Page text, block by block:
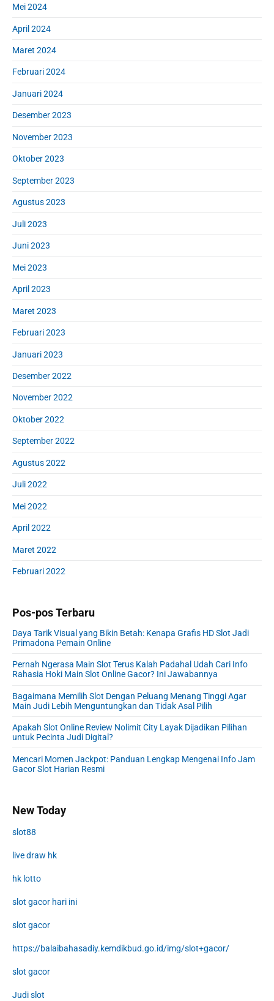
Mei 2024
April 2024
Maret 2024
Februari 2024
Januari 2024
Desember 2023
November 2023
Oktober 2023
September 2023
Agustus 2023
Juli 2023
Juni 2023
Mei 2023
April 2023
Maret 2023
Februari 2023
Januari 2023
Desember 2022
November 2022
Oktober 2022
September 2022
Agustus 2022
Juli 2022
Mei 2022
April 2022
Maret 2022
Februari 2022
Pos-pos Terbaru
Daya Tarik Visual yang Bikin Betah: Kenapa Grafis HD Slot Jadi
Primadona Pemain Online
Pernah Ngerasa Main Slot Terus Kalah Padahal Udah Cari Info
Rahasia Hoki Main Slot Online Gacor? Ini Jawabannya
Bagaimana Memilih Slot Dengan Peluang Menang Tinggi Agar
Main Judi Lebih Menguntungkan dan Tidak Asal Pilih
Apakah Slot Online Review Nolimit City Layak Dijadikan Pilihan
untuk Pecinta Judi Digital?
Mencari Momen Jackpot: Panduan Lengkap Mengenai Info Jam
Gacor Slot Harian Resmi
New Today
slot88
live draw hk
hk lotto
slot gacor hari ini
slot gacor
https://balaibahasadiy.kemdikbud.go.id/img/slot+gacor/
slot gacor
Judi slot